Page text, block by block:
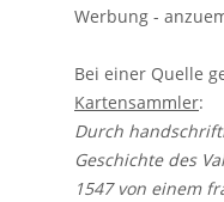
Werbung -
Bei einer Quelle
Kartensammler:
Durch
Geschichte des
1547 von einem